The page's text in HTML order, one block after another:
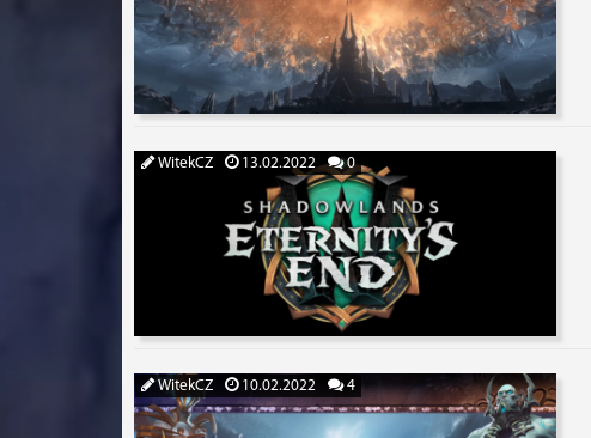
WitekCZ 13.02.2022 0
WitekCZ 10.02.2022 4